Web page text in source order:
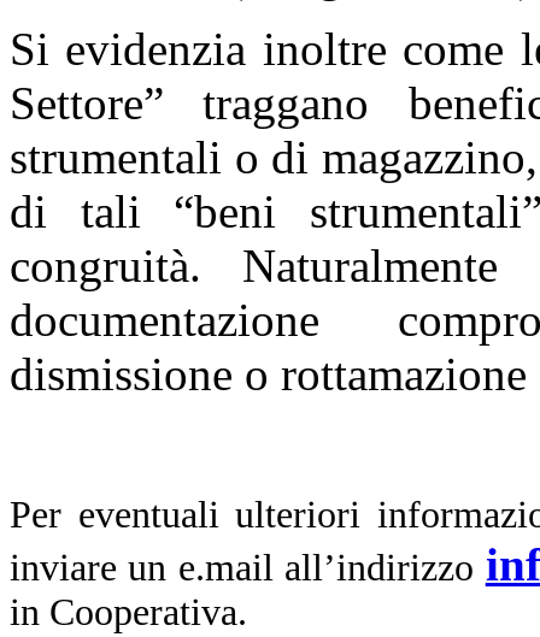
Si evidenzia inoltre come
Settore” traggano
strumentali o di
di tali “beni
congruità. Naturalmente
documentazione
dismissione o
Per eventuali ulteriori
inviare un e.mail all’indirizzo
in Cooperativa.